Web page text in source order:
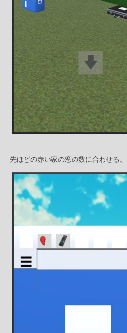
先ほどの赤い家の窓の数に合わせる。